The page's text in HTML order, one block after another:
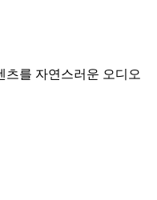
츠를 자연스러운 오디오